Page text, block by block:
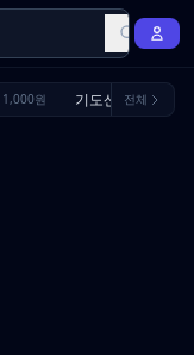
원 기도산업수요예측완
전체